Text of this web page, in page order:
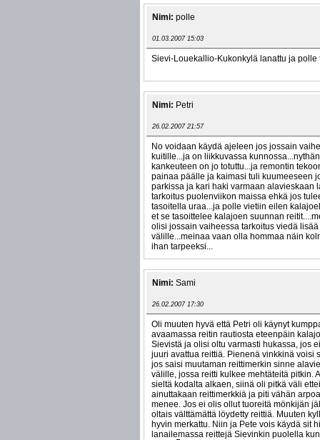
Nimi: polle
01.03.2007 15:03
Sievi-Louekallio-Kukonkylä lanattu ja polle
Nimi: Petri
26.02.2007 21:57
No voidaan käydä ajeleen jos jossain
kuitille...ja on liikkuvassa
kankeuteen on jo totuttu...ja remontin
painaa päälle ja kaimasi tuli kuumeeseen
parkissa ja kari haki varmaan alavieskaan
tarkoitus puolenviikon maissa ehkä jos
tasoitella uraa...ja polle vietiin eilen
et se tasoittelee kalajoen suunnan
olisi jossain vaiheessa tarkoitus viedä
välille...meinaa vaan olla hommaa näin
ihan tarpeeksi...
Nimi: Sami
26.02.2007 17:30
Oli muuten hyvä että Petri oli käynyt
avaamassa reitin rautiosta eteenpäin
Sievistä ja olisi oltu varmasti hukassa, jos
juuri avattua reittiä. Pienenä vinkkinä voisi
jos saisi muutaman reittimerkin sinne
välille, jossa reitti kulkee mehtäteitä pitkin.
sieltä kodalta alkaen, siinä oli pitkä väli
ainuttakaan reittimerkkiä ja piti vähän
menee. Jos ei olis ollut tuoreitä mönkijän
oltais välttämättä löydetty reittiä. Muuten
hyvin merkattu. Niin ja Pete vois käydä sit
lanailemassa reittejä Sievinkin puolella